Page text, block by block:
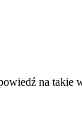
na takie